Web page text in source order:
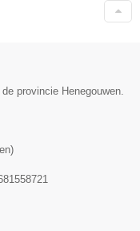
provincie Henegouwen.
)